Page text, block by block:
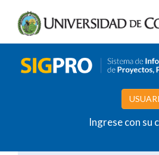
Ingrese con su